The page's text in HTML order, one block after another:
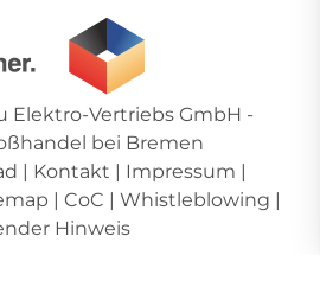
Elektro-Vertriebs GmbH -
bei Bremen
| Kontakt | Impressum |
| CoC | Whistleblowing |
Hinweis